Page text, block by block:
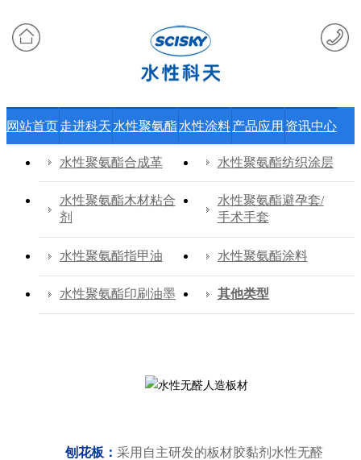
网站首页走进科天 水性聚氨酯 水性涂料产品应用 资讯中心
水性聚氨酯合成革 水性聚氨酯纺织涂层
水性聚氨酯木材粘合
剂
水性聚氨酯避孕套/
手术手套
水性聚氨酯指甲油 水性聚氨酯涂料
水性聚氨酯印刷油墨 其他类型
刨花板： 采用自主研发的板材胶黏剂水性无醛